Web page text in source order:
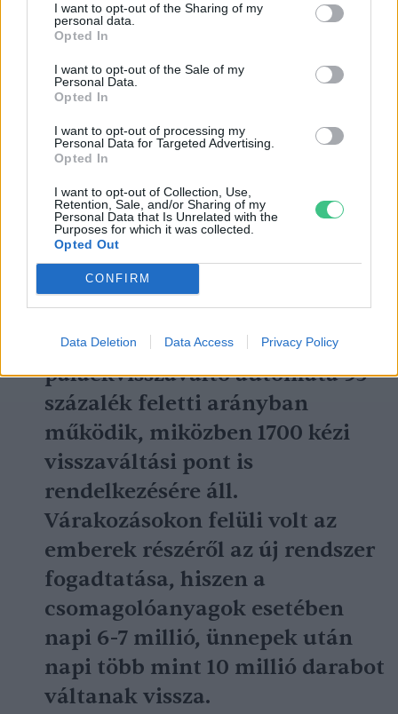
I want to opt-out of the Sharing of my
personal data.
Opted In
I want to opt-out of the Sale of my
Personal Data.
Opted In
I want to opt-out of processing my
Personal Data for Targeted Advertising.
Opted In
I want to opt-out of Collection, Use,
Retention, Sale, and/or Sharing of my
Personal Data that Is Unrelated with the
Purposes for which it was collected.
Opted Out
CONFIRM
Data Deletion Data Access Privacy Policy
további növelése
Az italos palackok új visszaváltási
rendszerének első évi tapasztalatairól, 2025
nyarán Áder János volt államfő Pethő Zsolttal,
a MOHU MOL Hulladékgazdálkodási Zrt.
vezérigazgatójával beszélgetett a
című podcastban.
A kezdeti fennakadások mára
nagyrészt elmúltak, s a
rendelkezésre álló mintegy 3000
palackvisszaváltó automata 95
százalék feletti arányban
működik, miközben 1700 kézi
visszaváltási pont is
rendelkezésére áll.
Várakozásokon felüli volt az
emberek részéről az új rendszer
fogadtatása, hiszen a
csomagolóanyagok esetében
napi 6-7 millió, ünnepek után
napi több mint 10 millió darabot
váltanak vissza.